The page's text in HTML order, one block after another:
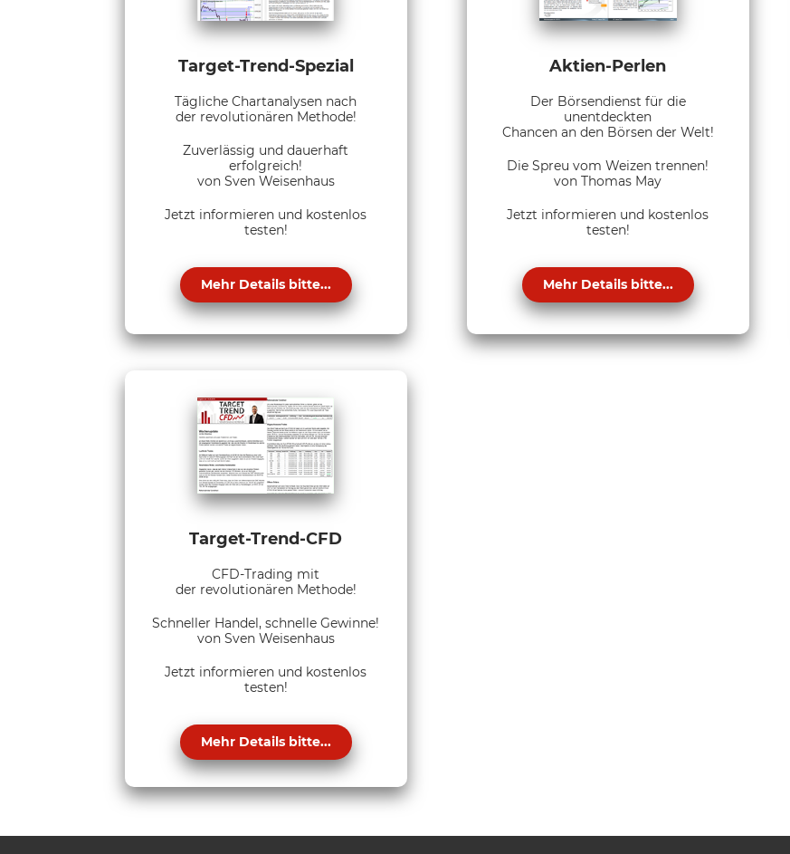
Target-Trend-Spezial
Tägliche Chartanalysen nach
der revolutionären Methode!
Zuverlässig und dauerhaft
erfolgreich!
von Sven Weisenhaus
Jetzt informieren und kostenlos
testen!
Mehr Details bitte...
Aktien-Perlen
Der Börsendienst für die
unentdeckten
Chancen an den Börsen der Welt!
Die Spreu vom Weizen trennen!
von Thomas May
Jetzt informieren und kostenlos
testen!
Mehr Details bitte...
Target-Trend-CFD
CFD-Trading mit
der revolutionären Methode!
Schneller Handel, schnelle Gewinne!
von Sven Weisenhaus
Jetzt informieren und kostenlos
testen!
Mehr Details bitte...